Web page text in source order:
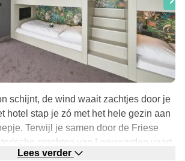
schijnt, de wind waait zachtjes door je
hotel stap je zó met het hele gezin aan
Terwijl je samen door de Friese
grachten van Leeuwarden vaart,
vrijheid op het water.
Lees verder